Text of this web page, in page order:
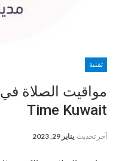
تقنية
Time Kuwait
آخر تحديث يناير 29, 2023